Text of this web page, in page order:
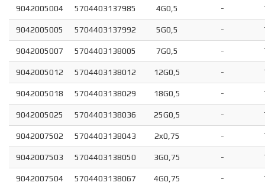
9042005004 5704403137985 4G0,5 -
9042005005 5704403137992 5G0,5 -
9042005007 5704403138005 7G0,5 -
9042005012 5704403138012 12G0,5 -
9042005018 5704403138029 18G0,5 -
9042005025 5704403138036 25G0,5 -
9042007502 5704403138043 2x0,75 -
9042007503 5704403138050 3G0,75 -
9042007504 5704403138067 4G0,75 -